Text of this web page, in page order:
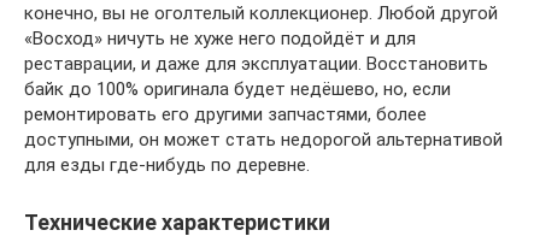
конечно, вы не оголтелый коллекционер. Любой другой
«Восход» ничуть не хуже него подойдёт и для
реставрации, и даже для эксплуатации. Восстановить
байк до 100% оригинала будет недёшево, но, если
ремонтировать его другими запчастями, более
доступными, он может стать недорогой альтернативой
для езды где-нибудь по деревне.
Технические характеристики